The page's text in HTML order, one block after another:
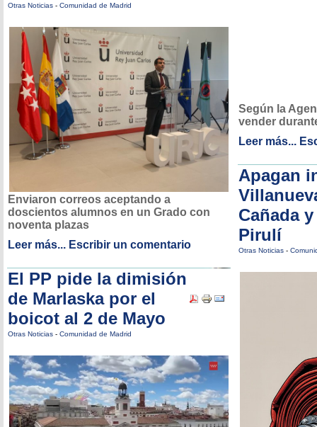
Otras Noticias - Comunidad de Madrid
Enviaron correos aceptando a
doscientos alumnos en un Grado con
noventa plazas
Leer más... Escribir un comentario
El PP pide la dimisión
de Marlaska por el
boicot al 2 de Mayo
Otras Noticias - Comunidad de Madrid
Según la
vender
Leer más...
Apagan
Cañada
Pirulí
Otras Noticias -